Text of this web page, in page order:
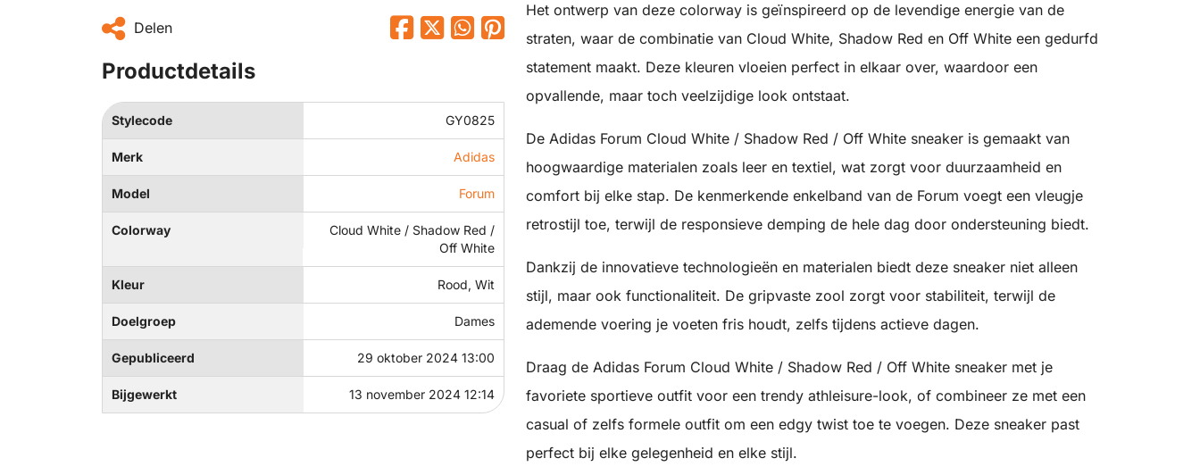
Delen
Productdetails
Stylecode GY0825
Merk Adidas
Model Forum
Colorway
Cloud White / Shadow Red /
Off White
Kleur Rood, Wit
Doelgroep Dames
Gepubliceerd 29 oktober 2024 13:00
Bijgewerkt 13 november 2024 12:14
Het ontwerp van deze colorway is geïnspireerd op de levendige energie van de
straten, waar de combinatie van Cloud White, Shadow Red en Off White een gedurfd
statement maakt. Deze kleuren vloeien perfect in elkaar over, waardoor een
opvallende, maar toch veelzijdige look ontstaat.
De Adidas Forum Cloud White / Shadow Red / Off White sneaker is gemaakt van
hoogwaardige materialen zoals leer en textiel, wat zorgt voor duurzaamheid en
comfort bij elke stap. De kenmerkende enkelband van de Forum voegt een vleugje
retrostijl toe, terwijl de responsieve demping de hele dag door ondersteuning biedt.
Dankzij de innovatieve technologieën en materialen biedt deze sneaker niet alleen
stijl, maar ook functionaliteit. De gripvaste zool zorgt voor stabiliteit, terwijl de
ademende voering je voeten fris houdt, zelfs tijdens actieve dagen.
Draag de Adidas Forum Cloud White / Shadow Red / Off White sneaker met je
favoriete sportieve outfit voor een trendy athleisure-look, of combineer ze met een
casual of zelfs formele outfit om een edgy twist toe te voegen. Deze sneaker past
perfect bij elke gelegenheid en elke stijl.